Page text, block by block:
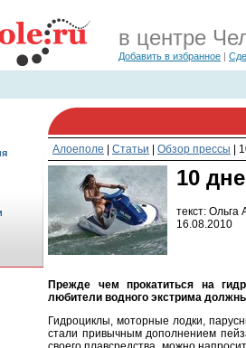
в центре
Добавить в избранное |
Алоеполе Статьи Обзор прессы
10
текст: Ольга
16.08.2010
Прежде чем прокатиться на
любители водного экстрима
Гидроциклы, моторные лодки,
стали привычным дополнением